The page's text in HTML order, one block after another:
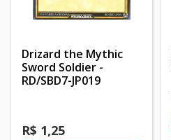
Drizard the Mythic
Sword Soldier -
RD/SBD7-JP019
R$ 1,25